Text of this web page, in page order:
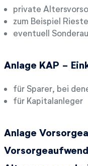
private
zum Beispiel
eventuell
Anlage KAP -
für Sparer, bei
für Kapitalanleger
Anlage